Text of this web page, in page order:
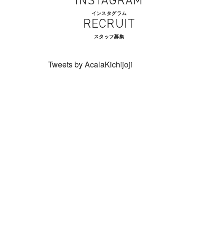
Tweets by AcalaKichijoji
インスタグラム
RECRUIT
スタッフ募集